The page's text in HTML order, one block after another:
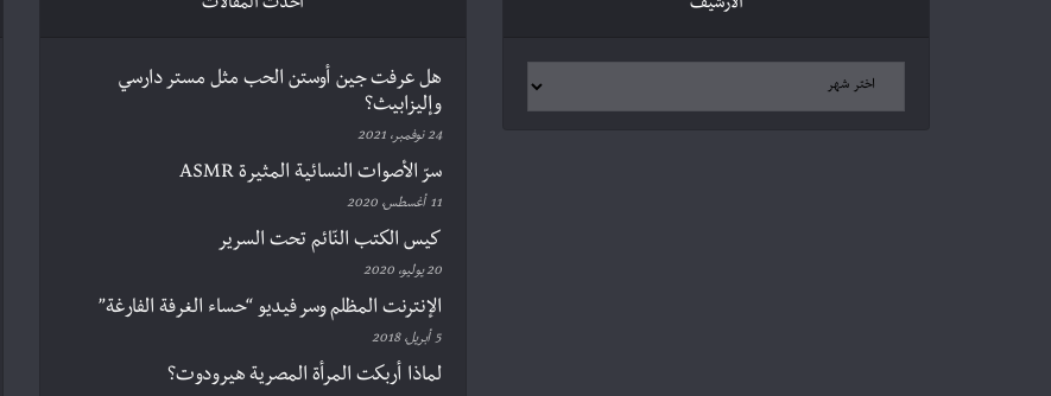
أحدث المقالات
هل عرفت جين أوستن الحب مثل مستر دارسي
وإليزابيث؟
24 نوفمبر، 2021
سرّ الأصوات النسائية المثيرة ASMR
11 أغسطس، 2020
كيس الكتب النّائم تحت السرير
20 يوليو، 2020
الإنترنت المظلم وسر فيديو “حساء الغرفة الفارغة”
5 أبريل، 2018
لماذا أربكت المرأة المصرية هيرودوت؟
الأرشيف